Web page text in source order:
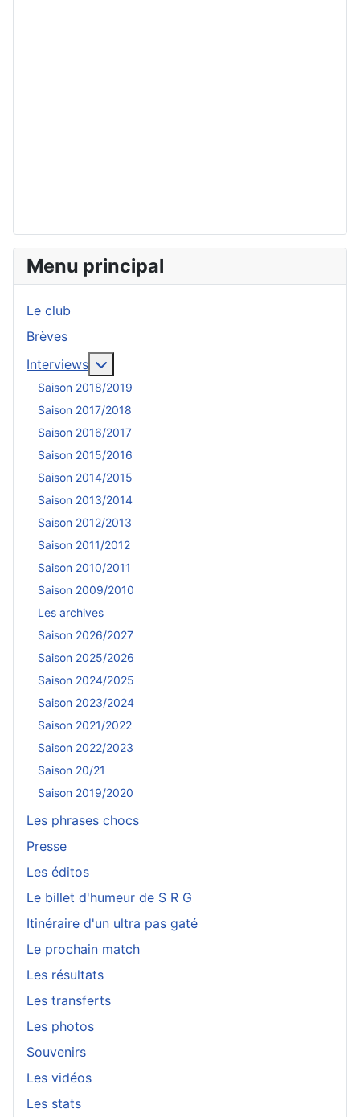
Menu principal
Le club
Brèves
Interviews
Saison 2018/2019
Saison 2017/2018
Saison 2016/2017
Saison 2015/2016
Saison 2014/2015
Saison 2013/2014
Saison 2012/2013
Saison 2011/2012
Saison 2010/2011
Saison 2009/2010
Les archives
Saison 2026/2027
Saison 2025/2026
Saison 2024/2025
Saison 2023/2024
Saison 2021/2022
Saison 2022/2023
Saison 20/21
Saison 2019/2020
Les phrases chocs
Presse
Les éditos
Le billet d'humeur de S R G
Itinéraire d'un ultra pas gaté
Le prochain match
Les résultats
Les transferts
Les photos
Souvenirs
Les vidéos
Les stats